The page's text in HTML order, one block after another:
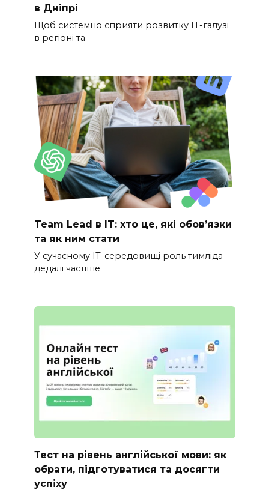
в Дніпрі
Щоб системно сприяти розвитку ІТ-галузі
в регіоні та
Team Lead в IT: хто це, які обов’язки
та як ним стати
У сучасному IT-середовищі роль тимліда
дедалі частіше
Тест на рівень англійської мови: як
обрати, підготуватися та досягти
успіху